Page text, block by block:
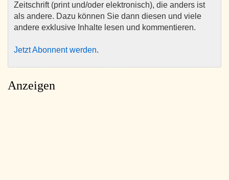
Zeitschrift (print und/oder elektronisch), die anders ist
als andere. Dazu können Sie dann diesen und viele
andere exklusive Inhalte lesen und kommentieren.
Jetzt Abonnent werden.
Anzeigen